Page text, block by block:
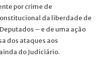
por crime de
da liberdade de
– e de uma ação
dos ataques aos
do Judiciário.